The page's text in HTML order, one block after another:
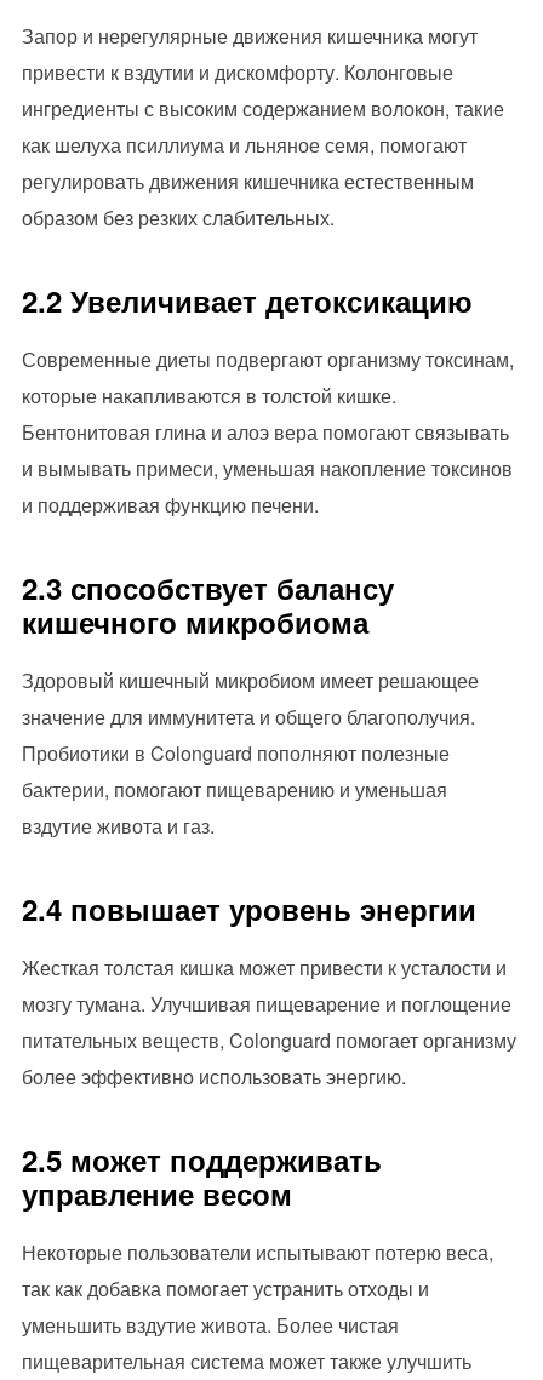
Запор и нерегулярные движения кишечника могут
привести к вздутии и дискомфорту. Колонговые
ингредиенты с высоким содержанием волокон, такие
как шелуха псиллиума и льняное семя, помогают
регулировать движения кишечника естественным
образом без резких слабительных.
2.2 Увеличивает детоксикацию
Современные диеты подвергают организму токсинам,
которые накапливаются в толстой кишке.
Бентонитовая глина и алоэ вера помогают связывать
и вымывать примеси, уменьшая накопление токсинов
и поддерживая функцию печени.
2.3 способствует балансу
кишечного микробиома
Здоровый кишечный микробиом имеет решающее
значение для иммунитета и общего благополучия.
Пробиотики в Colonguard пополняют полезные
бактерии, помогают пищеварению и уменьшая
вздутие живота и газ.
2.4 повышает уровень энергии
Жесткая толстая кишка может привести к усталости и
мозгу тумана. Улучшивая пищеварение и поглощение
питательных веществ, Colonguard помогает организму
более эффективно использовать энергию.
2.5 может поддерживать
управление весом
Некоторые пользователи испытывают потерю веса,
так как добавка помогает устранить отходы и
уменьшить вздутие живота. Более чистая
пищеварительная система может также улучшить